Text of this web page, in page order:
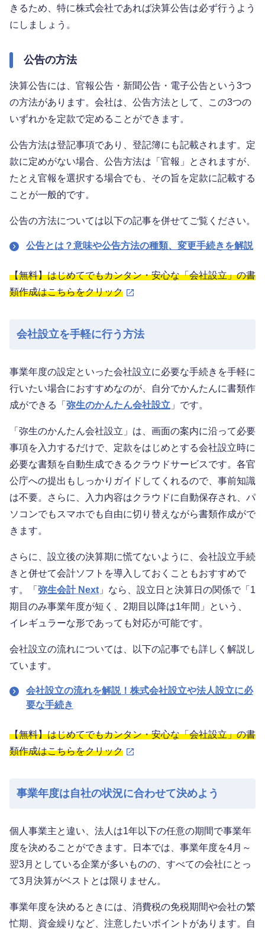
きるため、特に株式会社であれば決算公告は必ず行うよう
にしましょう。
公告の方法
決算公告には、官報公告・新聞公告・電子公告という3つ
の方法があります。会社は、公告方法として、この3つの
いずれかを定款で定めることができます。
公告方法は登記事項であり、登記簿にも記載されます。定
款に定めがない場合、公告方法は「官報」とされますが、
たとえ官報を選択する場合でも、その旨を定款に記載する
ことが一般的です。
公告の方法については以下の記事を併せてご覧ください。
公告とは？意味や公告方法の種類、変更手続きを解説
【無料】はじめてでもカンタン・安心な「会社設立」の書
類作成はこちらをクリック
会社設立を手軽に行う方法
事業年度の設定といった会社設立に必要な手続きを手軽に
行いたい場合におすすめなのが、自分でかんたんに書類作
成ができる「 弥生のかんたん会社設立 」です。
「弥生のかんたん会社設立」は、画面の案内に沿って必要
事項を入力するだけで、定款をはじめとする会社設立時に
必要な書類を自動生成できるクラウドサービスです。各官
公庁への提出もしっかりガイドしてくれるので、事前知識
は不要。さらに、入力内容はクラウドに自動保存され、パ
ソコンでもスマホでも自由に切り替えながら書類作成がで
きます。
さらに、設立後の決算期に慌てないように、会社設立手続
きと併せて会計ソフトを導入しておくこともおすすめで
す。「 弥生会計 Next 」なら、設立日と決算日の関係で「1
期目のみ事業年度が短く、2期目以降は1年間」という、
イレギュラーな形であっても対応が可能です。
会社設立の流れについては、以下の記事でも詳しく解説し
ています。
会社設立の流れを解説！株式会社設立や法人設立に必
要な手続き
【無料】はじめてでもカンタン・安心な「会社設立」の書
類作成はこちらをクリック
事業年度は自社の状況に合わせて決めよう
個人事業主と違い、法人は1年以下の任意の期間で事業年
度を決めることができます。日本では、事業年度を4月～
翌3月としている企業が多いものの、すべての会社にとっ
て3月決算がベストとは限りません。
事業年度を決めるときには、消費税の免税期間や会社の繁
忙期、資金繰りなど、注意したいポイントがあります。自